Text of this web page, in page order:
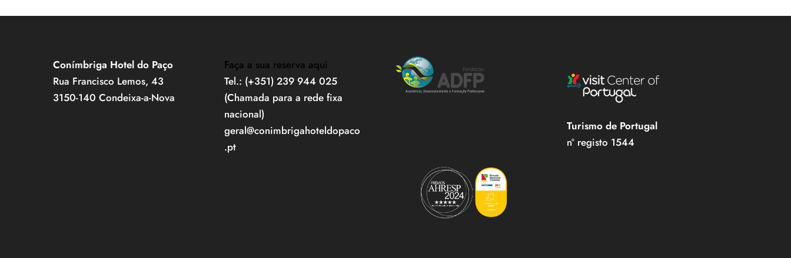
Conímbriga Hotel do Paço
Rua Francisco Lemos, 43
3150-140 Condeixa-a-Nova
Faça a sua reserva aqui
Tel.: (+351) 239 944 025
(Chamada para a rede fixa
nacional)
geral@conimbrigahoteldopaco
.pt
Turismo de Portugal
nº registo 1544